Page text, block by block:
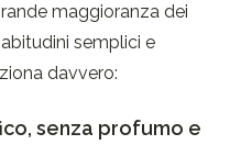
maggioranza dei
semplici e
davvero:
senza profumo e